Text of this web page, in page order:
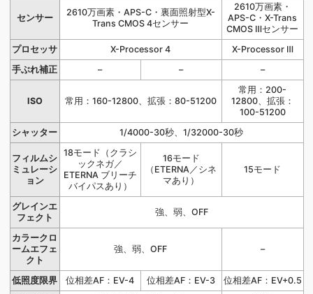
センサー
2610万画素・APS-C・裏面照射型X-
Trans CMOS 4センサー
2610万画素・
APS-C・X-Trans
CMOS Ⅲセンサー
プロセッサ
X-Processor 4
X-Processor Ⅲ
手ぶれ補正
– – –
ISO 常用：160-12800、拡張：80-51200
常用：200-
12800、拡張：
100-51200
シャッター
1/4000-30秒、1/32000-30秒
フィルムシ
ミュレーシ
ョン
18モード（クラシ
ックネガ／
ETERNA ブリーチ
バイパスあり）
16モード
（ETERNA／シネ
マあり）
15モード
グレインエ
フェクト
強、弱、OFF
カラークロ
ームエフェ
クト
強、弱、OFF –
低照度限界 位相差AF：EV-4 位相差AF：EV-3
位相差AF：EV+0.5